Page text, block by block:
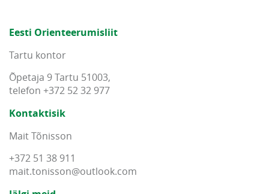
Eesti Orienteerumisliit
Tartu kontor
Õpetaja 9 Tartu 51003,
telefon +372 52 32 977
Kontaktisik
Mait Tõnisson
+372 51 38 911
mait.tonisson@outlook.com